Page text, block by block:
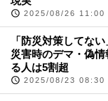
2025/08/26 11:00
「防災対策してな
災害時のデマ・偽
る人は5割超
2025/08/23 08:30